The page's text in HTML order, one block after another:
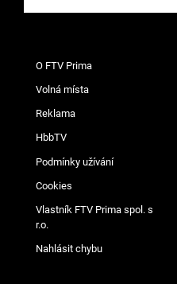
O FTV Prima
Volná místa
Reklama
HbbTV
Podmínky užívání
Cookies
Vlastník FTV Prima spol. s
r.o.
Nahlásit chybu